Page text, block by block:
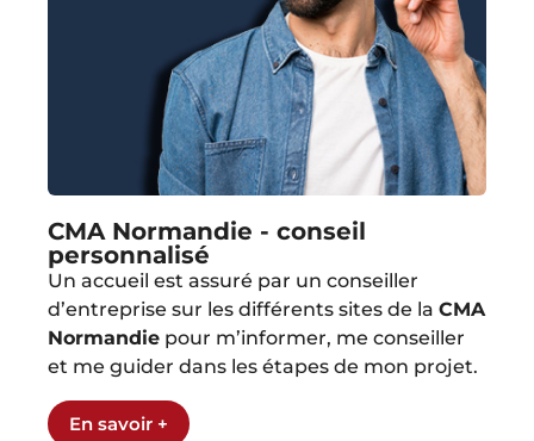
CMA Normandie - conseil
personnalisé
Un accueil est assuré par un conseiller
d’entreprise sur les différents sites de la CMA
Normandie pour m’informer, me conseiller
et me guider dans les étapes de mon projet.
En savoir +